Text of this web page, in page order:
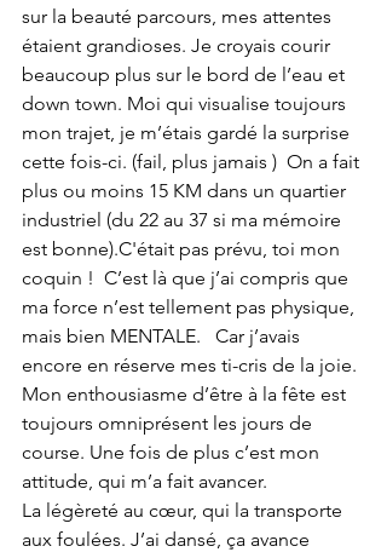
sur la beauté parcours, mes attentes
étaient grandioses. Je croyais courir
beaucoup plus sur le bord de l’eau et
down town. Moi qui visualise toujours
mon trajet, je m’étais gardé la surprise
cette fois-ci. (fail, plus jamais )  On a fait
plus ou moins 15 KM dans un quartier
industriel (du 22 au 37 si ma mémoire
est bonne).C'était pas prévu, toi mon
coquin !  C’est là que j’ai compris que
ma force n’est tellement pas physique,
mais bien MENTALE.   Car j’avais
encore en réserve mes ti-cris de la joie.
Mon enthousiasme d’être à la fête est
toujours omniprésent les jours de
course. Une fois de plus c’est mon
attitude, qui m’a fait avancer.
La légèreté au cœur, qui la transporte
aux foulées. J’ai dansé, ça avance